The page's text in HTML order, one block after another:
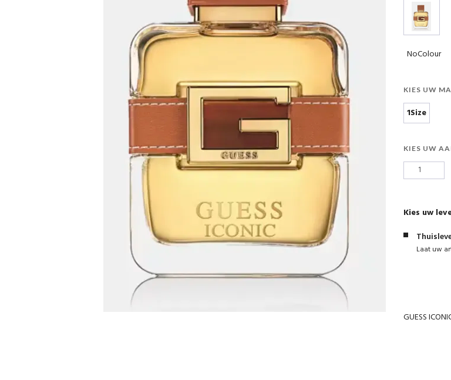
NoColour
KIES UW
1Size
KIES UW
Kies uw
Laat uw
GUESS